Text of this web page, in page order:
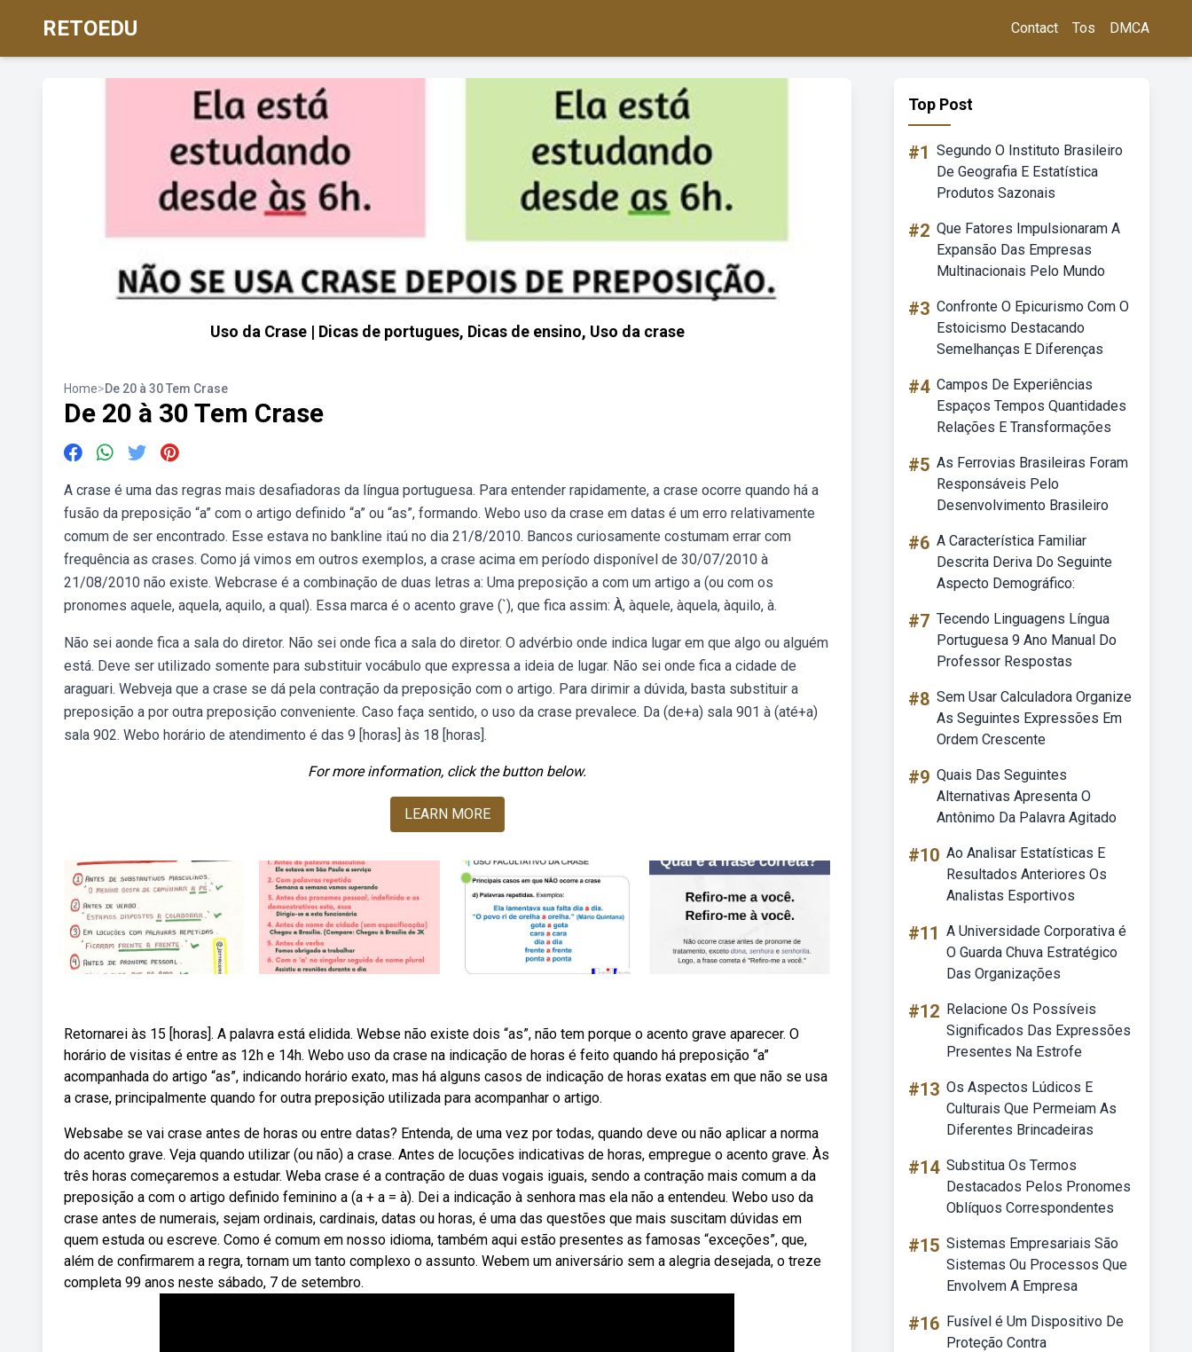
RETOEDU Contact Tos DMCA
Uso da Crase | Dicas de portugues, Dicas de ensino, Uso da crase
Home>De 20 à 30 Tem Crase
De 20 à 30 Tem Crase
A crase é uma das regras mais desafiadoras da língua portuguesa. Para entender rapidamente, a crase ocorre quando há a
fusão da preposição “a” com o artigo definido “a” ou “as”, formando. Webo uso da crase em datas é um erro relativamente
comum de ser encontrado. Esse estava no bankline itaú no dia 21/8/2010. Bancos curiosamente costumam errar com
frequência as crases. Como já vimos em outros exemplos, a crase acima em período disponível de 30/07/2010 à
21/08/2010 não existe. Webcrase é a combinação de duas letras a: Uma preposição a com um artigo a (ou com os
pronomes aquele, aquela, aquilo, a qual). Essa marca é o acento grave (`), que fica assim: À, àquele, àquela, àquilo, à.
Não sei aonde fica a sala do diretor. Não sei onde fica a sala do diretor. O advérbio onde indica lugar em que algo ou alguém
está. Deve ser utilizado somente para substituir vocábulo que expressa a ideia de lugar. Não sei onde fica a cidade de
araguari. Webveja que a crase se dá pela contração da preposição com o artigo. Para dirimir a dúvida, basta substituir a
preposição a por outra preposição conveniente. Caso faça sentido, o uso da crase prevalece. Da (de+a) sala 901 à (até+a)
sala 902. Webo horário de atendimento é das 9 [horas] às 18 [horas].
For more information, click the button below.
LEARN MORE
Retornarei às 15 [horas]. A palavra está elidida. Webse não existe dois “as”, não tem porque o acento grave aparecer. O
horário de visitas é entre as 12h e 14h. Webo uso da crase na indicação de horas é feito quando há preposição “a”
acompanhada do artigo “as”, indicando horário exato, mas há alguns casos de indicação de horas exatas em que não se usa
a crase, principalmente quando for outra preposição utilizada para acompanhar o artigo.
Websabe se vai crase antes de horas ou entre datas? Entenda, de uma vez por todas, quando deve ou não aplicar a norma
do acento grave. Veja quando utilizar (ou não) a crase. Antes de locuções indicativas de horas, empregue o acento grave. Às
três horas começaremos a estudar. Weba crase é a contração de duas vogais iguais, sendo a contração mais comum a da
preposição a com o artigo definido feminino a (a + a = à). Dei a indicação à senhora mas ela não a entendeu. Webo uso da
crase antes de numerais, sejam ordinais, cardinais, datas ou horas, é uma das questões que mais suscitam dúvidas em
quem estuda ou escreve. Como é comum em nosso idioma, também aqui estão presentes as famosas “exceções”, que,
além de confirmarem a regra, tornam um tanto complexo o assunto. Webem um aniversário sem a alegria desejada, o treze
completa 99 anos neste sábado, 7 de setembro.
Top Post
#1 Segundo O Instituto Brasileiro
De Geografia E Estatística
Produtos Sazonais
#2 Que Fatores Impulsionaram A
Expansão Das Empresas
Multinacionais Pelo Mundo
#3 Confronte O Epicurismo Com O
Estoicismo Destacando
Semelhanças E Diferenças
#4 Campos De Experiências
Espaços Tempos Quantidades
Relações E Transformações
#5 As Ferrovias Brasileiras Foram
Responsáveis Pelo
Desenvolvimento Brasileiro
#6 A Característica Familiar
Descrita Deriva Do Seguinte
Aspecto Demográfico:
#7 Tecendo Linguagens Língua
Portuguesa 9 Ano Manual Do
Professor Respostas
#8 Sem Usar Calculadora Organize
As Seguintes Expressões Em
Ordem Crescente
#9 Quais Das Seguintes
Alternativas Apresenta O
Antônimo Da Palavra Agitado
#10 Ao Analisar Estatísticas E
Resultados Anteriores Os
Analistas Esportivos
#11 A Universidade Corporativa é
O Guarda Chuva Estratégico
Das Organizações
#12 Relacione Os Possíveis
Significados Das Expressões
Presentes Na Estrofe
#13 Os Aspectos Lúdicos E
Culturais Que Permeiam As
Diferentes Brincadeiras
#14 Substitua Os Termos
Destacados Pelos Pronomes
Oblíquos Correspondentes
#15 Sistemas Empresariais São
Sistemas Ou Processos Que
Envolvem A Empresa
#16 Fusível é Um Dispositivo De
Proteção Contra